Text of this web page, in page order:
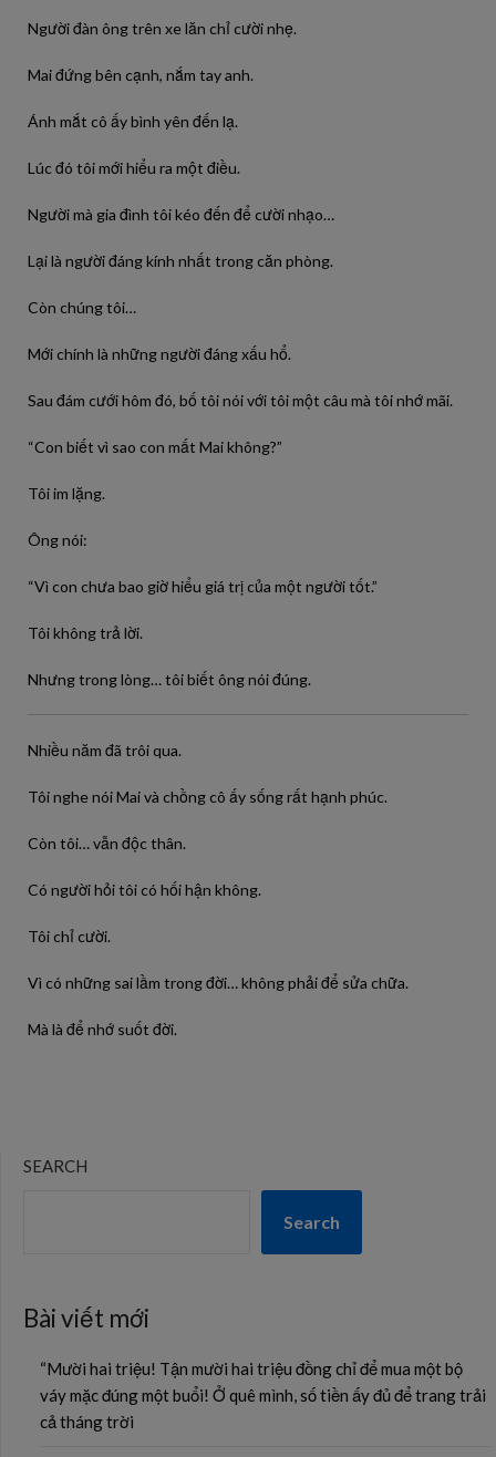
Người đàn ông trên xe lăn chỉ cười nhẹ.
Mai đứng bên cạnh, nắm tay anh.
Ánh mắt cô ấy bình yên đến lạ.
Lúc đó tôi mới hiểu ra một điều.
Người mà gia đình tôi kéo đến để cười nhạo…
Lại là người đáng kính nhất trong căn phòng.
Còn chúng tôi…
Mới chính là những người đáng xấu hổ.
Sau đám cưới hôm đó, bố tôi nói với tôi một câu mà tôi nhớ mãi.
“Con biết vì sao con mất Mai không?”
Tôi im lặng.
Ông nói:
“Vì con chưa bao giờ hiểu giá trị của một người tốt.”
Tôi không trả lời.
Nhưng trong lòng… tôi biết ông nói đúng.
Nhiều năm đã trôi qua.
Tôi nghe nói Mai và chồng cô ấy sống rất hạnh phúc.
Còn tôi… vẫn độc thân.
Có người hỏi tôi có hối hận không.
Tôi chỉ cười.
Vì có những sai lầm trong đời… không phải để sửa chữa.
Mà là để nhớ suốt đời.
SEARCH
Search
Bài viết mới
“Mười hai triệu! Tận mười hai triệu đồng chỉ để mua một bộ
váy mặc đúng một buổi! Ở quê mình, số tiền ấy đủ để trang trải
cả tháng trời